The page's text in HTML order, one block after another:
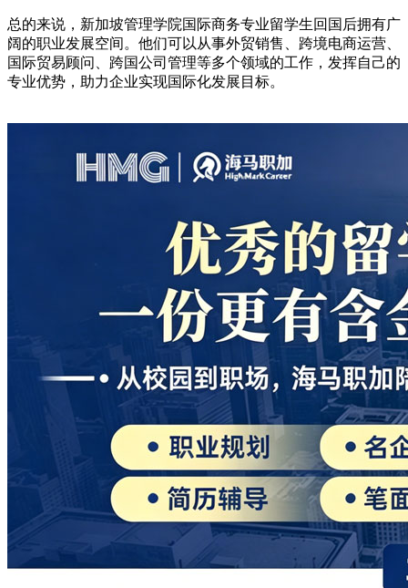
总的来说，新加坡管理学院国际商务专业留学生回国后拥有广
阔的职业发展空间。他们可以从事外贸销售、跨境电商运营、
国际贸易顾问、跨国公司管理等多个领域的工作，发挥自己的
专业优势，助力企业实现国际化发展目标。